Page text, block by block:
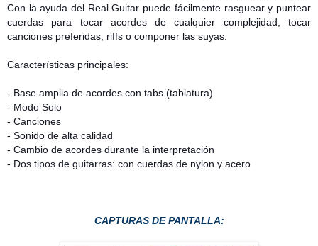
Con la ayuda del Real Guitar puede fácilmente rasguear y puntear
cuerdas para tocar acordes de cualquier complejidad, tocar
canciones preferidas, riffs o componer las suyas.
Características principales:
- Base amplia de acordes con tabs (tablatura)
- Modo Solo
- Canciones
- Sonido de alta calidad
- Cambio de acordes durante la interpretación
- Dos tipos de guitarras: con cuerdas de nylon y acero
CAPTURAS DE PANTALLA: